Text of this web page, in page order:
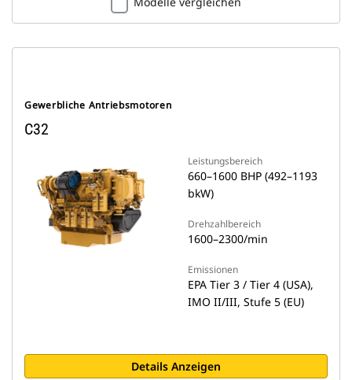
Gewerbliche Antriebsmotoren
C32
Leistungsbereich
660–1600 BHP (492–1193
bkW)
Drehzahlbereich
1600–2300/min
Emissionen
EPA Tier 3 / Tier 4 (USA),
IMO II/III, Stufe 5 (EU)
Details Anzeigen